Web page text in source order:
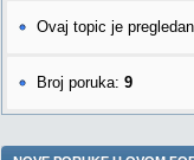
Ovaj topic je pregledan
Broj poruka: 9